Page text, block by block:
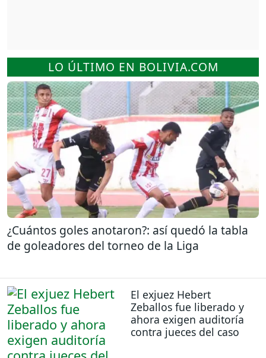
LO ÚLTIMO EN BOLIVIA.COM
¿Cuántos goles anotaron?: así quedó la tabla
de goleadores del torneo de la Liga
El exjuez Hebert
Zeballos fue liberado y
ahora exigen auditoría
contra jueces del caso